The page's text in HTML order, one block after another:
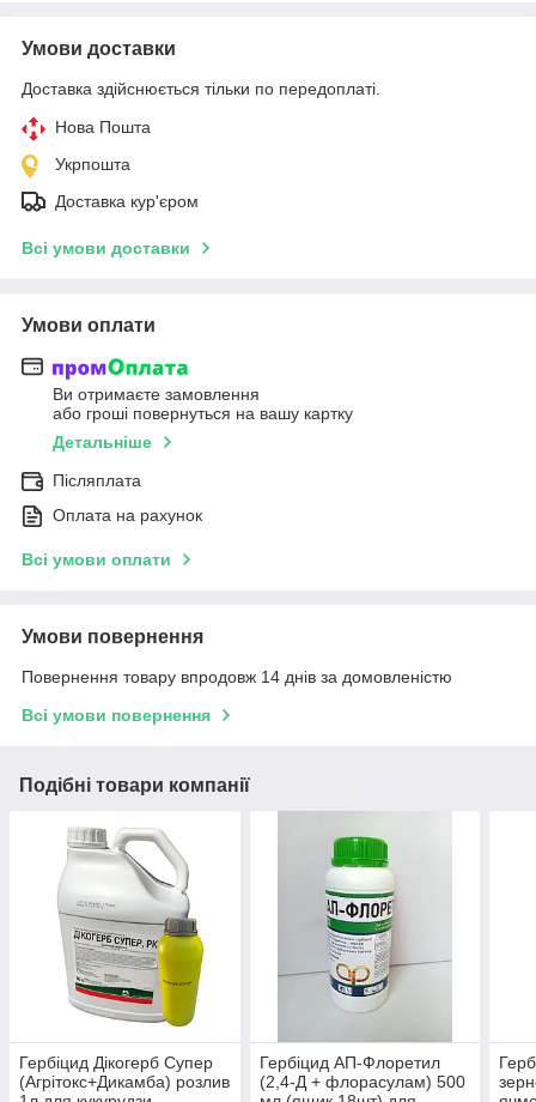
Умови доставки
Доставка здійснюється тільки по передоплаті.
Нова Пошта
Укрпошта
Доставка кур'єром
Всі умови доставки
Умови оплати
Ви отримаєте замовлення
або гроші повернуться на вашу картку
Детальніше
Післяплата
Оплата на рахунок
Всі умови оплати
Умови повернення
Повернення товару впродовж 14 днів за домовленістю
Всі умови повернення
Подібні товари компанії
Гербіцид Дікогерб Супер
(Агрітокс+Дикамба) розлив
Гербіцид АП-Флоретил
(2,4-Д + флорасулам) 500